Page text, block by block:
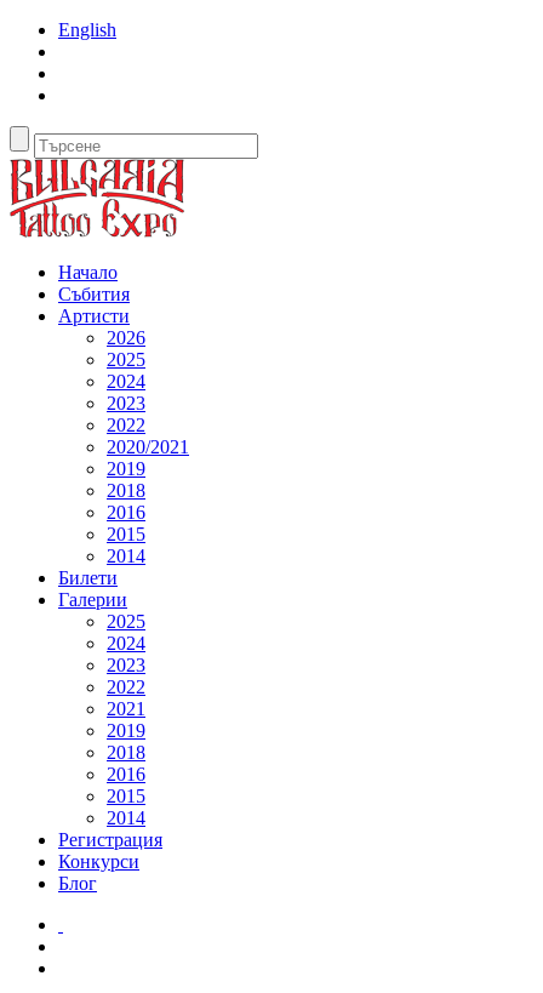
English
Начало
Събития
Артисти
2026
2025
2024
2023
2022
2020/2021
2019
2018
2016
2015
2014
Билети
Галерии
2025
2024
2023
2022
2021
2019
2018
2016
2015
2014
Регистрация
Конкурси
Блог